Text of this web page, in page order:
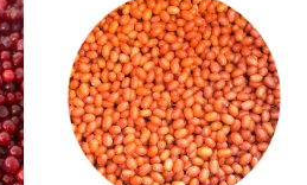
ストリビューター向け